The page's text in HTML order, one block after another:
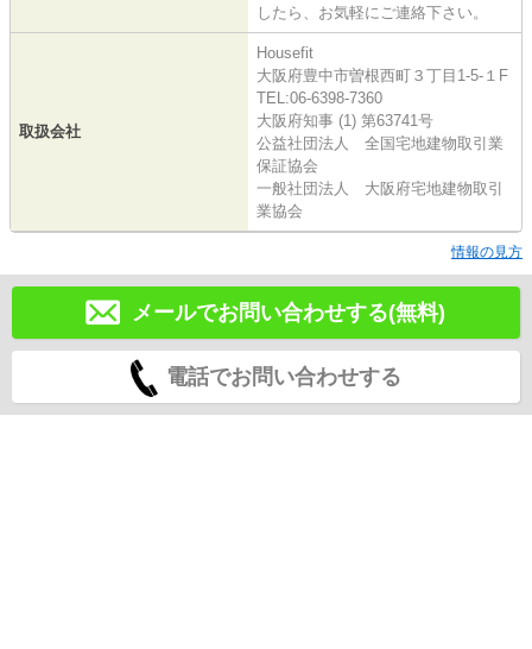
したら、お気軽にご連絡下さい。
取扱会社
Housefit
大阪府豊中市曽根西町３丁目1-5-１F
TEL:06-6398-7360
大阪府知事 (1) 第63741号
公益社団法人 全国宅地建物取引業
保証協会
一般社団法人 大阪府宅地建物取引
業協会
情報の見方
メールでお問い合わせする(無料)
電話でお問い合わせする